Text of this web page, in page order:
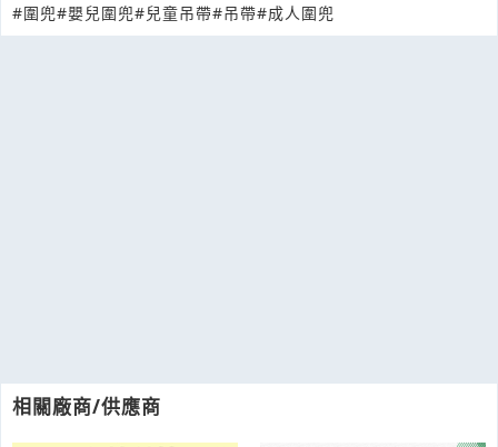
相關廠商/供應商
#圍兜#嬰兒圍兜#兒童吊帶#吊帶#成人圍兜